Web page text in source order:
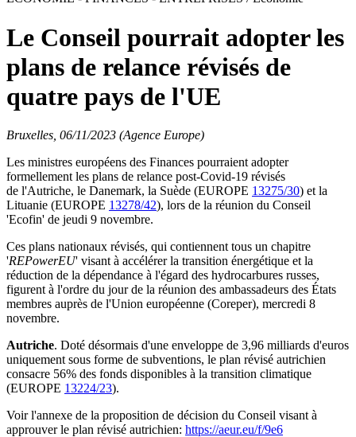
Le Conseil pourrait adopter les
plans de relance révisés de
quatre pays de l'UE
Bruxelles, 06/11/2023 (Agence Europe)
Les ministres européens des Finances pourraient adopter
formellement les plans de relance post-Covid-19 révisés
de l'Autriche, le Danemark, la Suède (EUROPE 13275/30) et la
Lituanie (EUROPE 13278/42), lors de la réunion du Conseil
'Ecofin' de jeudi 9 novembre.
Ces plans nationaux révisés, qui contiennent tous un chapitre
'REPowerEU' visant à accélérer la transition énergétique et la
réduction de la dépendance à l'égard des hydrocarbures russes,
figurent à l'ordre du jour de la réunion des ambassadeurs des États
membres auprès de l'Union européenne (Coreper), mercredi 8
novembre.
Autriche. Doté désormais d'une enveloppe de 3,96 milliards d'euros
uniquement sous forme de subventions, le plan révisé autrichien
consacre 56% des fonds disponibles à la transition climatique
(EUROPE 13224/23).
Voir l'annexe de la proposition de décision du Conseil visant à
approuver le plan révisé autrichien: https://aeur.eu/f/9e6